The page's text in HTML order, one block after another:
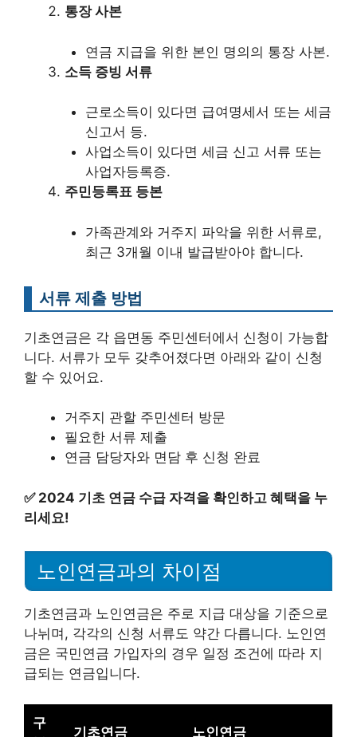
통장 사본
연금 지급을 위한 본인 명의의 통장 사본.
소득 증빙 서류
근로소득이 있다면 급여명세서 또는 세금
신고서 등.
사업소득이 있다면 세금 신고 서류 또는
사업자등록증.
주민등록표 등본
가족관계와 거주지 파악을 위한 서류로,
최근 3개월 이내 발급받아야 합니다.
서류 제출 방법
기초연금은 각 읍면동 주민센터에서 신청이 가능합
니다. 서류가 모두 갖추어졌다면 아래와 같이 신청
할 수 있어요.
거주지 관할 주민센터 방문
필요한 서류 제출
연금 담당자와 면담 후 신청 완료
✅ 2024 기초 연금 수급 자격을 확인하고 혜택을 누
리세요!
노인연금과의 차이점
기초연금과 노인연금은 주로 지급 대상을 기준으로
나뉘며, 각각의 신청 서류도 약간 다릅니다. 노인연
금은 국민연금 가입자의 경우 일정 조건에 따라 지
급되는 연금입니다.
구
기초연금 노인연금